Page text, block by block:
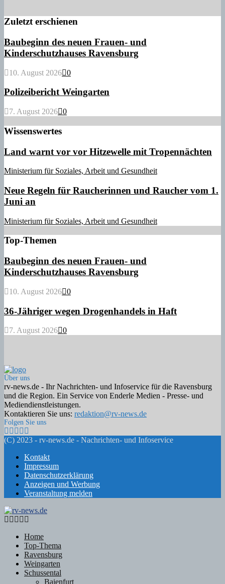
Zuletzt erschienen
Baubeginn des neuen Frauen- und
Kinderschutzhauses Ravensburg
10. August 2026 0
Polizeibericht Weingarten
7. August 2026 0
Wissenswertes
Land warnt vor vor Hitzewelle mit Tropennächten
Ministerium für Soziales, Arbeit und Gesundheit
Neue Regeln für Raucherinnen und Raucher vom 1.
Juni an
Ministerium für Soziales, Arbeit und Gesundheit
Top-Themen
Baubeginn des neuen Frauen- und
Kinderschutzhauses Ravensburg
10. August 2026 0
36-Jähriger wegen Drogenhandels in Haft
7. August 2026 0
Über uns
rv-news.de - Ihr Nachrichten- und Infoservice für die Ravensburg
und die Region. Ein Service von Enderle Medien - Presse- und
Mediendienstleistungen.
Kontaktieren Sie uns: redaktion@rv-news.de
Folgen Sie uns
Facebook
Twitter
Instagram
Email
(C) 2023 - rv-news.de - Nachrichten- und Infoservice
Kontakt
Impressum
Datenschutzerklärung
Anzeigen und Werbung
Veranstaltung melden
Facebook
Twitter
Instagram
Email
Home
Top-Thema
Ravensburg
Weingarten
Schussental
Baienfurt